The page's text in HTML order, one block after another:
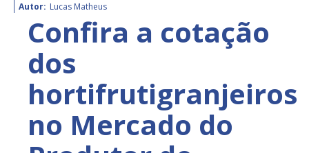
Autor: Lucas Matheus
Confira a cotação
dos
hortifrutigranjeiros
no Mercado do